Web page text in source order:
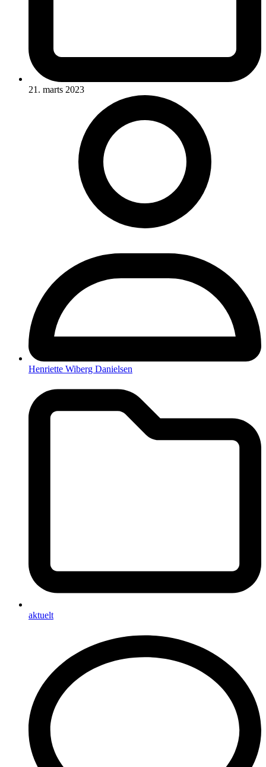
21. marts 2023
Henriette Wiberg Danielsen
aktuelt